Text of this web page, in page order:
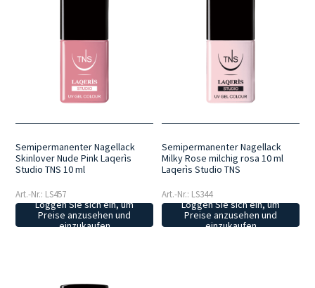
Semipermanenter Nagellack
Skinlover Nude Pink Laqerìs
Studio TNS 10 ml
Art.-Nr.: LS457
Loggen Sie sich ein, um
Preise anzusehen und
einzukaufen
Semipermanenter Nagellack
Milky Rose milchig rosa 10 ml
Laqerìs Studio TNS
Art.-Nr.: LS344
Loggen Sie sich ein, um
Preise anzusehen und
einzukaufen